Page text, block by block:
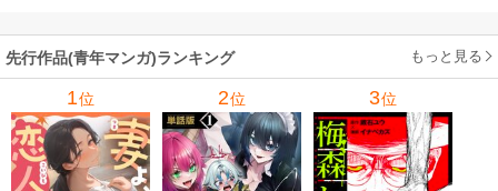
先行作品(青年マンガ)ランキング もっと見る
1位 2位 3位